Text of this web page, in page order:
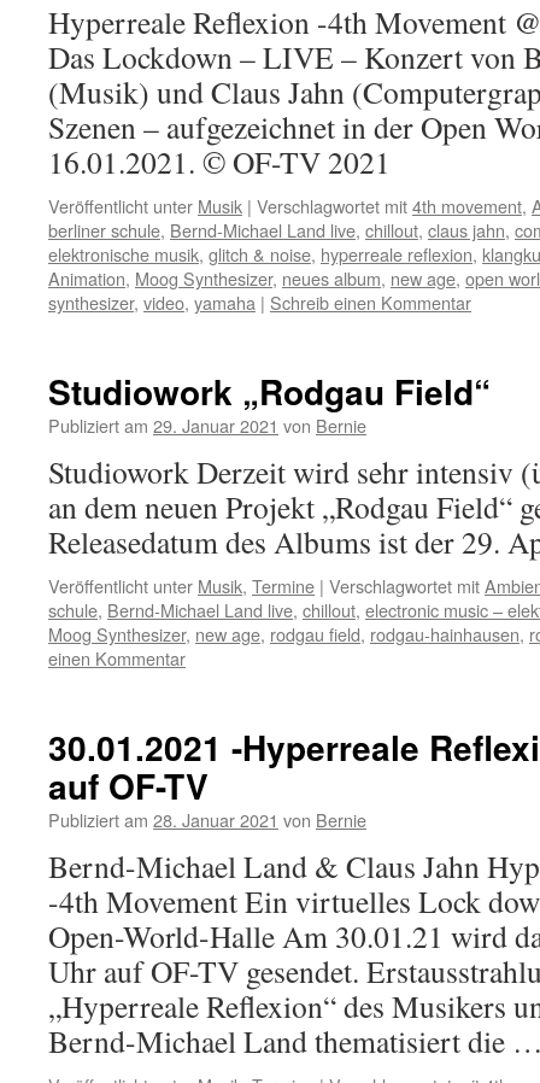
Hyperreale Reflexion -4th Movement
Das Lockdown – LIVE – Konzert von
(Musik) und Claus Jahn
Szenen – aufgezeichnet in der Open
16.01.2021. © OF-TV 2021
Veröffentlicht unter Musik | Verschlagwortet mit4th movement,
berliner schule, Bernd-Michael Land live, chillout, claus jahn,
elektronische musik, glitch & noise, hyperreale reflexion,
Animation, Moog Synthesizer, neues album, new age, open
synthesizer, video, yamaha | Schreib einen Kommentar
Studiowork „Rodgau Field“
Publiziert am 29. Januar 2021 von Bernie
Studiowork Derzeit wird sehr intensiv
an dem neuen Projekt „Rodgau Field“
Releasedatum des Albums ist der 29.
Veröffentlicht unter Musik, Termine | Verschlagwortet mit
schule, Bernd-Michael Land live, chillout, electronic music –
Moog Synthesizer, new age, rodgau field, rodgau-hainhausen,
einen Kommentar
30.01.2021 -Hyperreale
auf OF-TV
Publiziert am 28. Januar 2021 von Bernie
Bernd-Michael Land & Claus Jahn
-4th Movement Ein virtuelles Lock
Open-World-Halle Am 30.01.21 wird
Uhr auf OF-TV gesendet.
„Hyperreale Reflexion“ des Musikers
Bernd-Michael Land thematisiert die